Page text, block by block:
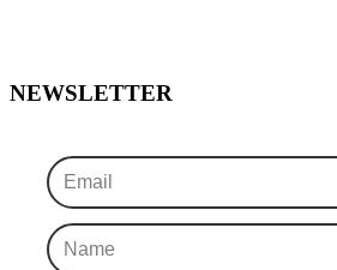
NEWSLETTER